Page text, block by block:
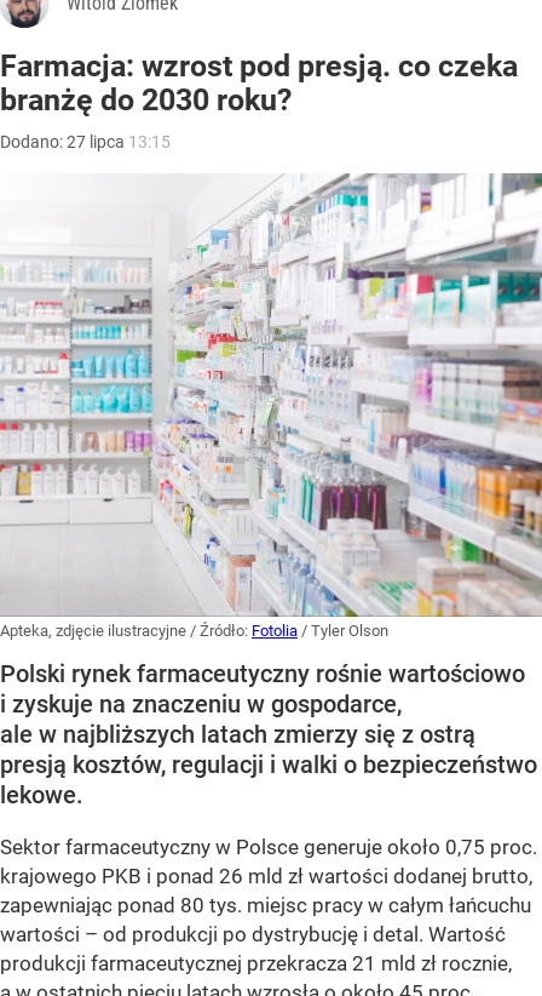
Farmacja: wzrost pod presją. co czeka
branżę do 2030 roku?
Dodano:27 lipca 13:15
Apteka, zdjęcie ilustracyjne / Źródło: Fotolia / Tyler Olson
Polski rynek farmaceutyczny rośnie wartościowo
i zyskuje na znaczeniu w gospodarce,
ale w najbliższych latach zmierzy się z ostrą
presją kosztów, regulacji i walki o bezpieczeństwo
lekowe.
Sektor farmaceutyczny w Polsce generuje około 0,75 proc.
krajowego PKB i ponad 26 mld zł wartości dodanej brutto,
zapewniając ponad 80 tys. miejsc pracy w całym łańcuchu
wartości – od produkcji po dystrybucję i detal. Wartość
produkcji farmaceutycznej przekracza 21 mld zł rocznie,